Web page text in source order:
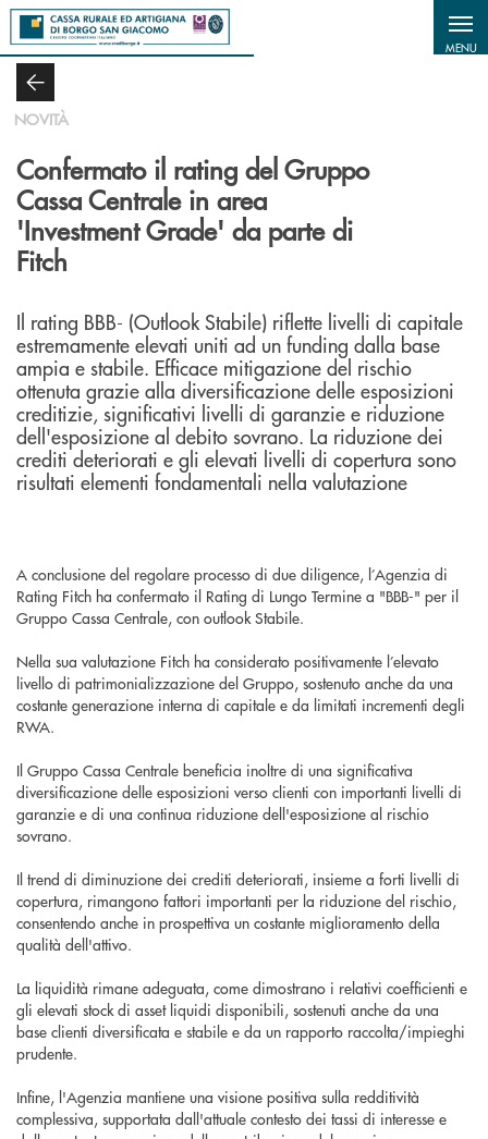
Salta al contenuto principale
MENU
NOVITÀ
Confermato il rating del Gruppo
Cassa Centrale in area
'Investment Grade' da parte di
Fitch
Il rating BBB- (Outlook Stabile) riflette livelli di capitale
estremamente elevati uniti ad un funding dalla base
ampia e stabile. Efficace mitigazione del rischio
ottenuta grazie alla diversificazione delle esposizioni
creditizie, significativi livelli di garanzie e riduzione
dell'esposizione al debito sovrano. La riduzione dei
crediti deteriorati e gli elevati livelli di copertura sono
risultati elementi fondamentali nella valutazione
A conclusione del regolare processo di due diligence, l’Agenzia di
Rating Fitch ha confermato il Rating di Lungo Termine a "BBB-" per il
Gruppo Cassa Centrale, con outlook Stabile.
Nella sua valutazione Fitch ha considerato positivamente l’elevato
livello di patrimonializzazione del Gruppo, sostenuto anche da una
costante generazione interna di capitale e da limitati incrementi degli
RWA.
Il Gruppo Cassa Centrale beneficia inoltre di una significativa
diversificazione delle esposizioni verso clienti con importanti livelli di
garanzie e di una continua riduzione dell'esposizione al rischio
sovrano.
Il trend di diminuzione dei crediti deteriorati, insieme a forti livelli di
copertura, rimangono fattori importanti per la riduzione del rischio,
consentendo anche in prospettiva un costante miglioramento della
qualità dell'attivo.
La liquidità rimane adeguata, come dimostrano i relativi coefficienti e
gli elevati stock di asset liquidi disponibili, sostenuti anche da una
base clienti diversificata e stabile e da un rapporto raccolta/impieghi
prudente.
Infine, l'Agenzia mantiene una visione positiva sulla redditività
complessiva, supportata dall'attuale contesto dei tassi di interesse e